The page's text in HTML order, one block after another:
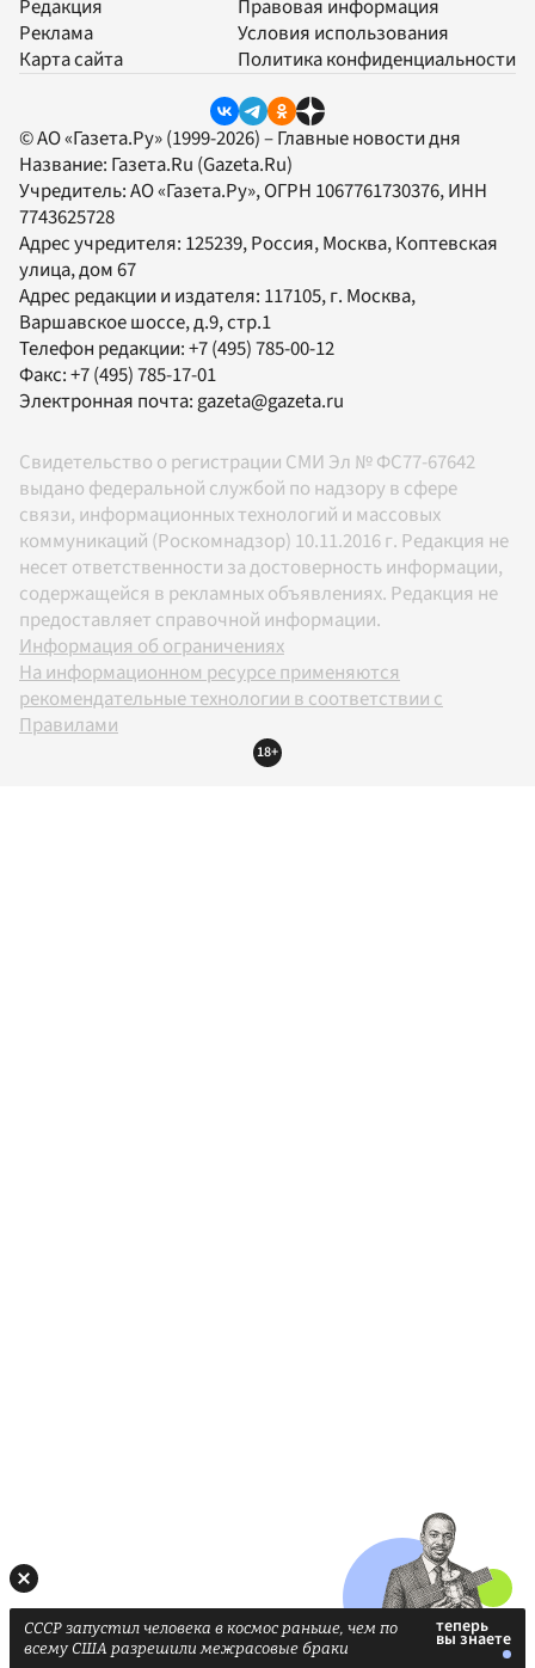
Редакция
Реклама
Карта сайта
Правовая информация
Условия использования
Политика конфиденциальности
© АО «Газета.Ру» (1999-2026) – Главные новости дня
Название: Газета.Ru (Gazeta.Ru)
Учредитель:АО «Газета.Ру», ОГРН 1067761730376, ИНН
7743625728
Адрес учредителя: 125239, Россия, Москва, Коптевская
улица, дом 67
Адрес редакции и издателя: 117105, г. Москва,
Варшавское шоссе, д.9, стр.1
Телефон редакции:+7 (495) 785-00-12
Факс:+7 (495) 785-17-01
Электронная почта: gazeta@gazeta.ru
Свидетельство о регистрации СМИ Эл № ФС77-67642
выдано федеральной службой по надзору в сфере
связи, информационных технологий и массовых
коммуникаций (Роскомнадзор) 10.11.2016 г. Редакция не
несет ответственности за достоверность информации,
содержащейся в рекламных объявлениях. Редакция не
предоставляет справочной информации.
Информация об ограничениях
На информационном ресурсе применяются
рекомендательные технологии в соответствии с
Правилами
18+
СССР запустил человека в космос раньше, чем по
всему США разрешили межрасовые браки